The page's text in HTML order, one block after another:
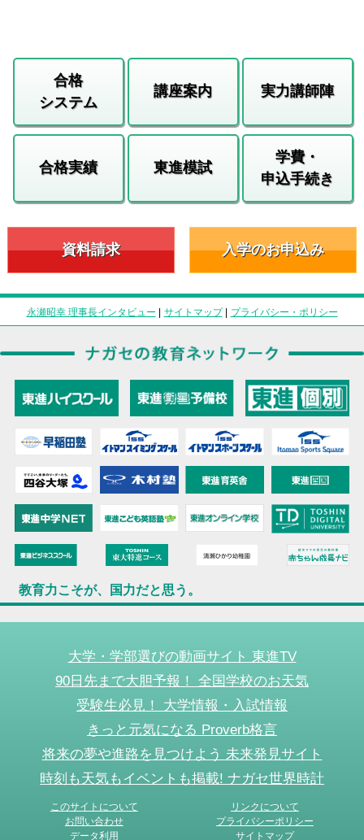
合格
システム
講座案内 実力講師陣
合格実績 東進模試
学費・
申込手続き
資料請求 入学のお申込み
永瀬昭幸 理事長インタビュー | サイトマップ| プライバシー・ポリシー
教育力こそが、国力だと思う。
大学・学部選びの動画サイト 東進TV
90日先まで大胆予報！ 全国学校のお天気
受験生必見！ 大学情報・入試情報
きっと元気になる Proverb格言
将来の夢や進路を見つけよう 未来発見サイト
時刻も天気もイベントも掲載! ナガセ世界時計
このサイトについて
リンクについて
お問い合わせ
プライバシーポリシー
データ利用
サイトマップ